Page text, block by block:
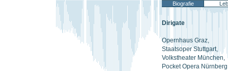
Biografie
Dirigate
Opernhaus Graz,
Staatsoper Stuttgart,
Volkstheater München,
Pocket Opera